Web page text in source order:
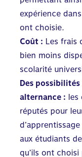
expérience
ont choisie.
Coût : Les frais
bien moins
scolarité
Des possibilités
alternance : les
réputés pour
aux étudiants
qu’ils ont